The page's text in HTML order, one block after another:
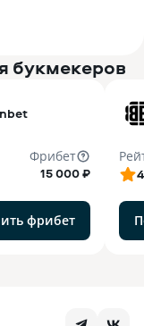
букмекеров
Фрибет
15 000 ₽
фрибет